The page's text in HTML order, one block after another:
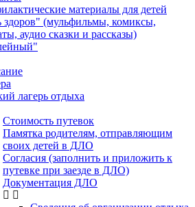
материалы для детей
здоров" (мульфильмы, комиксы,
аудио сказки и рассказы)
лагерь отдыха
Стоимость путевок
Памятка родителям, отправляющим
своих детей в ДЛО
Согласия (заполнить и приложить к
путевке при заезде в ДЛО)
Документация ДЛО